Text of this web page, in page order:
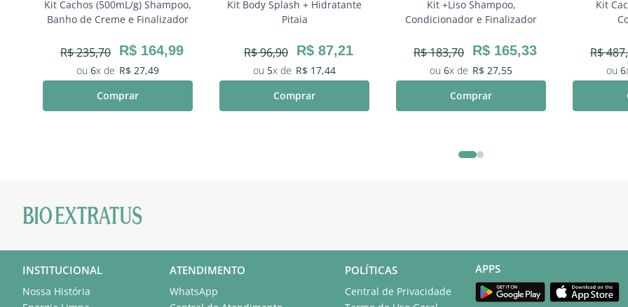
Kit Cachos (500mL/g) Shampoo,
Banho de Creme e Finalizador
R$235,70 R$ 164,99
6 R$ 27,49
Comprar
Kit Body Splash + Hidratante
Pitaia
R$96,90 R$ 87,21
5 R$ 17,44
Comprar
Kit +Liso Shampoo,
Condicionador e Finalizador
R$183,70 R$ 165,33
6 R$ 27,55
Comprar
Kit
R$487,
6
INSTITUCIONAL
Nossa História
ATENDIMENTO
WhatsApp
POLÍTICAS
Central de Privacidade
APPS